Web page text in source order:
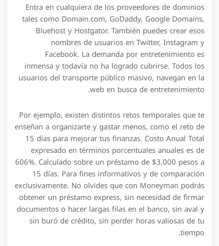
Entra en cualquiera de los proveedores de dominios
tales como Domain.com, GoDaddy, Google Domains,
Bluehost y Hostgator. También puedes crear esos
nombres de usuarios en Twitter, Instagram y
Facebook. La demanda por entretenimiento es
inmensa y todavía no ha logrado cubrirse. Todos los
usuarios del transporte público masivo, navegan en la
web en busca de entretenimiento.
Por ejemplo, existen distintos retos temporales que te
enseñan a organizarte y gastar menos, como el reto de
15 días para mejorar tus finanzas. Costo Anual Total
expresado en términos porcentuales anuales es de
606%. Calculado sobre un préstamo de $3,000 pesos a
15 días. Para fines informativos y de comparación
exclusivamente. No olvides que con Moneyman podrás
obtener un préstamo express, sin necesidad de firmar
documentos o hacer largas filas en el banco, sin aval y
sin buró de crédito, sin perder horas valiosas de tu
tiempo.